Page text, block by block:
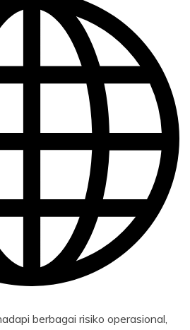
berbagai risiko operasional,